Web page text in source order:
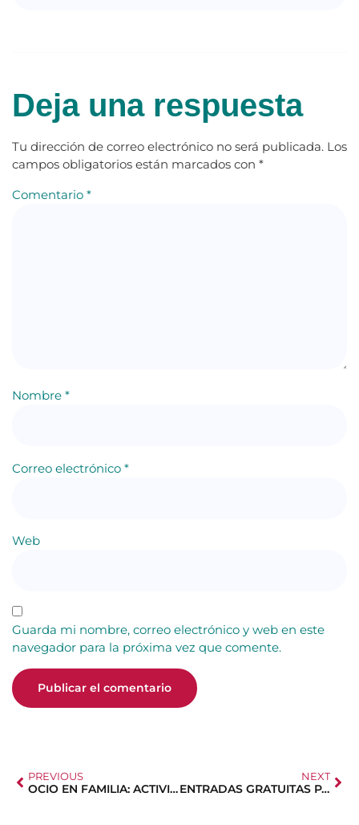
Deja una respuesta
Tu dirección de correo electrónico no será publicada. Los
campos obligatorios están marcados con *
Comentario *
Nombre *
Correo electrónico *
Web
Guarda mi nombre, correo electrónico y web en este
navegador para la próxima vez que comente.
PREVIOUS
OCIO EN FAMILIA: ACTIVIDADES Y DESCUENTOS
NEXT
ENTRADAS GRATUITAS PARA PREESTRENO DE CINE